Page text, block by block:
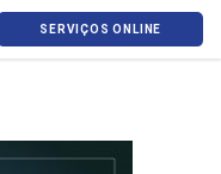
SERVIÇOS ONLINE